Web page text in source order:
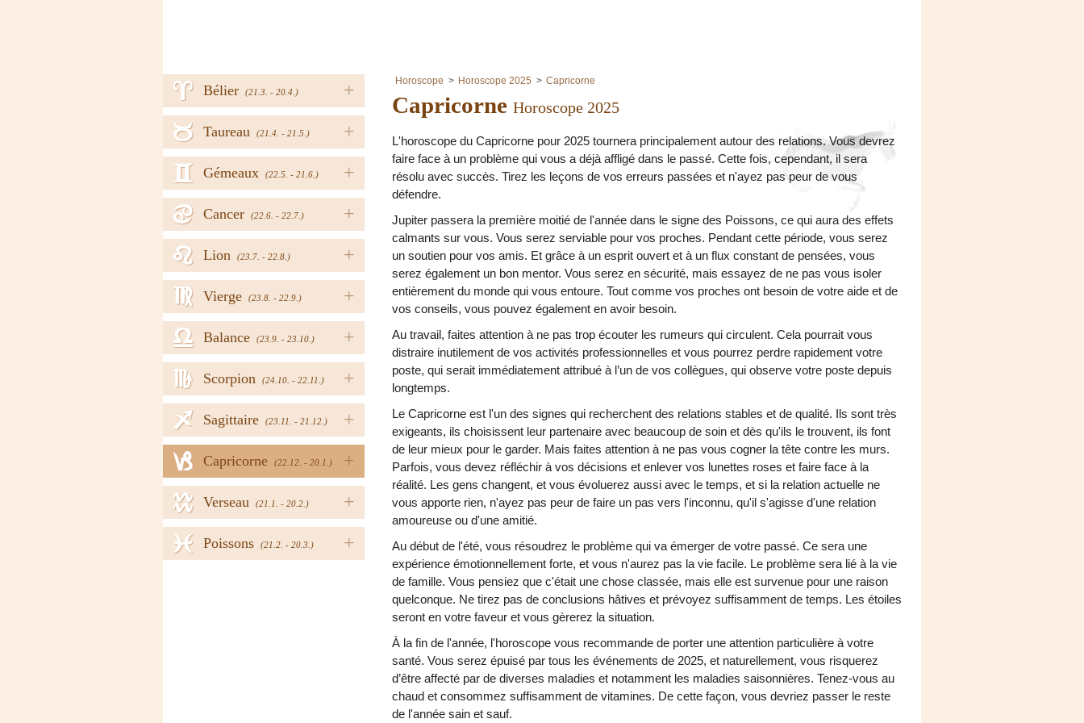
+
Bélier (21.3. - 20.4.)
a
+
Taureau (21.4. - 21.5.)
b
+
Gémeaux (22.5. - 21.6.)
c
+
Cancer (22.6. - 22.7.)
d
+
Lion (23.7. - 22.8.)
e
+
Vierge (23.8. - 22.9.)
f
+
Balance (23.9. - 23.10.)
g
+
Scorpion (24.10. - 22.11.)
h
+
Sagittaire (23.11. - 21.12.)
i
+
Capricorne (22.12. - 20.1.)
j
+
Verseau (21.1. - 20.2.)
k
+
Poissons (21.2. - 20.3.)
l
Horoscope Horoscope 2025 Capricorne
Capricorne Horoscope 2025
L'horoscope du Capricorne pour 2025 tournera principalement autour des relations. Vous devrez
faire face à un problème qui vous a déjà affligé dans le passé. Cette fois, cependant, il sera
résolu avec succès. Tirez les leçons de vos erreurs passées et n'ayez pas peur de vous
défendre.
Jupiter passera la première moitié de l'année dans le signe des Poissons, ce qui aura des effets
calmants sur vous. Vous serez serviable pour vos proches. Pendant cette période, vous serez
un soutien pour vos amis. Et grâce à un esprit ouvert et à un flux constant de pensées, vous
serez également un bon mentor. Vous serez en sécurité, mais essayez de ne pas vous isoler
entièrement du monde qui vous entoure. Tout comme vos proches ont besoin de votre aide et de
vos conseils, vous pouvez également en avoir besoin.
Au travail, faites attention à ne pas trop écouter les rumeurs qui circulent. Cela pourrait vous
distraire inutilement de vos activités professionnelles et vous pourrez perdre rapidement votre
poste, qui serait immédiatement attribué à l’un de vos collègues, qui observe votre poste depuis
longtemps.
Le Capricorne est l'un des signes qui recherchent des relations stables et de qualité. Ils sont très
exigeants, ils choisissent leur partenaire avec beaucoup de soin et dès qu'ils le trouvent, ils font
de leur mieux pour le garder. Mais faites attention à ne pas vous cogner la tête contre les murs.
Parfois, vous devez réfléchir à vos décisions et enlever vos lunettes roses et faire face à la
réalité. Les gens changent, et vous évoluerez aussi avec le temps, et si la relation actuelle ne
vous apporte rien, n'ayez pas peur de faire un pas vers l'inconnu, qu'il s'agisse d'une relation
amoureuse ou d'une amitié.
Au début de l'été, vous résoudrez le problème qui va émerger de votre passé. Ce sera une
expérience émotionnellement forte, et vous n'aurez pas la vie facile. Le problème sera lié à la vie
de famille. Vous pensiez que c'était une chose classée, mais elle est survenue pour une raison
quelconque. Ne tirez pas de conclusions hâtives et prévoyez suffisamment de temps. Les étoiles
seront en votre faveur et vous gèrerez la situation.
À la fin de l'année, l'horoscope vous recommande de porter une attention particulière à votre
santé. Vous serez épuisé par tous les événements de 2025, et naturellement, vous risquerez
d’être affecté par de diverses maladies et notamment les maladies saisonnières. Tenez-vous au
chaud et consommez suffisamment de vitamines. De cette façon, vous devriez passer le reste
de l'année sain et sauf.